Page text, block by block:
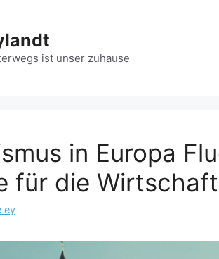
ist unser zuhause
in Europa
für die Wirtschaft
ey